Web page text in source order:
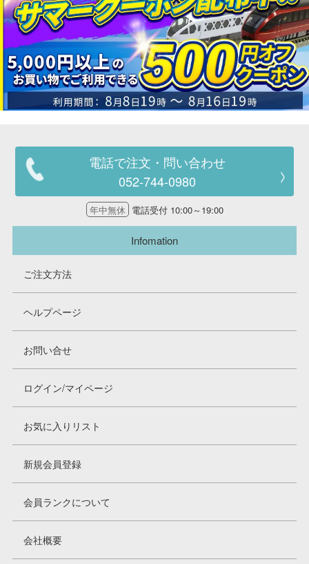
電話で注文・問い合わせ
052-744-0980
年中無休 電話受付 10:00～19:00
Infomation
ご注文方法
ヘルプページ
お問い合せ
ログイン/マイページ
お気に入りリスト
新規会員登録
会員ランクについて
会社概要